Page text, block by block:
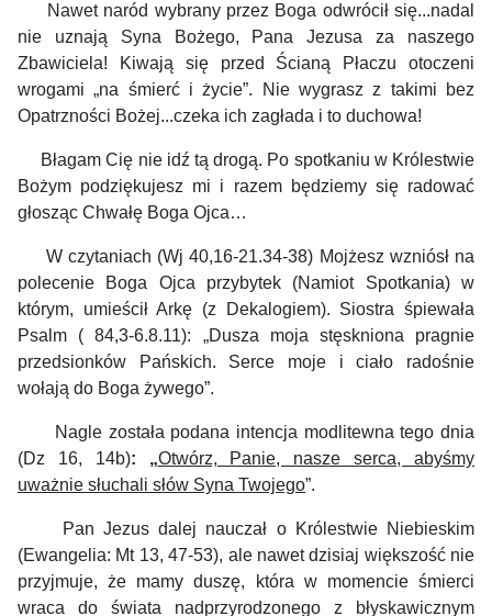
Nawet naród wybrany przez Boga odwrócił się...nadal
nie uznają Syna Bożego, Pana Jezusa za naszego
Zbawiciela! Kiwają się przed Ścianą Płaczu otoczeni
wrogami „na śmierć i życie”. Nie wygrasz z takimi bez
Opatrzności Bożej...czeka ich zagłada i to duchowa!
Błagam Cię nie idź tą drogą. Po spotkaniu w Królestwie
Bożym podziękujesz mi i razem będziemy się radować
głosząc Chwałę Boga Ojca…
W czytaniach (Wj 40,16-21.34-38) Mojżesz wzniósł na
polecenie Boga Ojca przybytek (Namiot Spotkania) w
którym, umieścił Arkę (z Dekalogiem). Siostra śpiewała
Psalm ( 84,3-6.8.11): „Dusza moja stęskniona pragnie
przedsionków Pańskich. Serce moje i ciało radośnie
wołają do Boga żywego”.
Nagle została podana intencja modlitewna tego dnia
(Dz 16, 14b): „Otwórz, Panie, nasze serca, abyśmy
uważnie słuchali słów Syna Twojego”.
Pan Jezus dalej nauczał o Królestwie Niebieskim
(Ewangelia: Mt 13, 47-53), ale nawet dzisiaj większość nie
przyjmuje, że mamy duszę, która w momencie śmierci
wraca do świata nadprzyrodzonego z błyskawicznym